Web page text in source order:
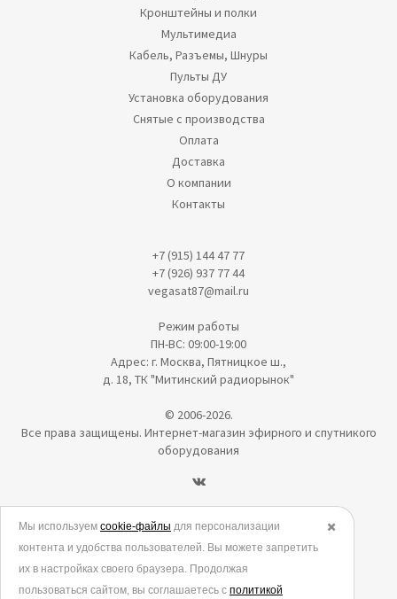
Кронштейны и полки
Мультимедиа
Кабель, Разъемы, Шнуры
Пульты ДУ
Установка оборудования
Снятые с производства
Оплата
Доставка
О компании
Контакты
+7 (915) 144 47 77
+7 (926) 937 77 44
vegasat87@mail.ru
Режим работы
ПН-ВС: 09:00-19:00
Адрес: г. Москва, Пятницкое ш.,
д. 18, ТК "Митинский радиорынок"
© 2006-2026.
Все права защищены. Интернет-магазин эфирного и спутникого
оборудования
Политика в отношении обработки персональных данных
Согласие на обработку персональных данных
Согласие на обработку данных метрическими программами
✖️
Мы используем cookie-файлы для персонализации
контента и удобства пользователей. Вы можете запретить
их в настройках своего браузера. Продолжая
пользоваться сайтом, вы соглашаетесь с политикой